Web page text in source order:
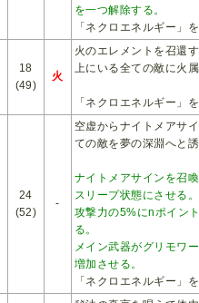
を一つ解除する。
「ネクロエネルギー」
18
(49)
火
火のエレメントを召還
上にいる全ての敵に火
「ネクロエネルギー」
24
(52)
-
空虚からナイトメアサ
ての敵を夢の深淵へと誘
ナイトメアサインを召喚
スリープ状態にさせる。
攻撃力の5%にnポイン
る。
メイン武器がグリモワ
増加させる。
「ネクロエネルギー」